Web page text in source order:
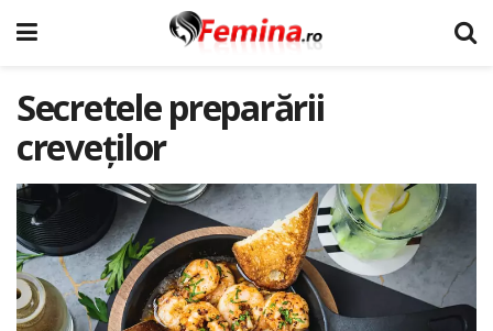
Secretele preparării
creveților